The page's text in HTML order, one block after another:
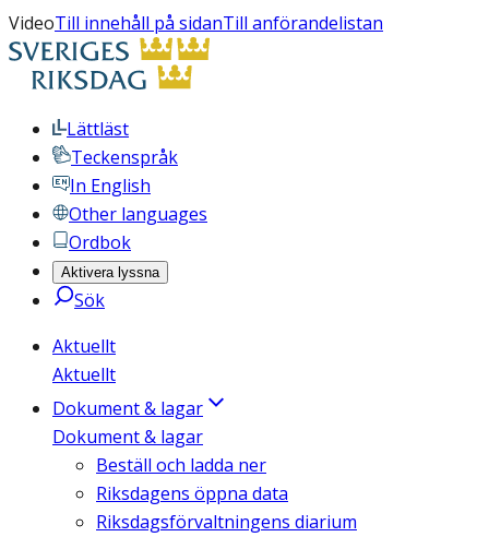
VideoTill innehåll på sidanTill anförandelistan
Lättläst
Teckenspråk
In English
Other languages
Ordbok
Aktivera lyssna
Sök
Aktuellt
Aktuellt
Dokument & lagar
Dokument & lagar
Beställ och ladda ner
Riksdagens öppna data
Riksdagsförvaltningens diarium